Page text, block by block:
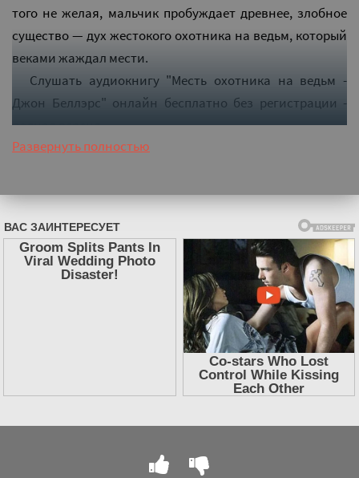
того не желая, мальчик пробуждает древнее, злобное
существо — дух жестокого охотника на ведьм, который
веками жаждал мести.
Слушать аудиокнигу "Месть охотника на ведьм -
Джон Беллэрс" онлайн бесплатно без регистрации -
полная версия
Развернуть полностью